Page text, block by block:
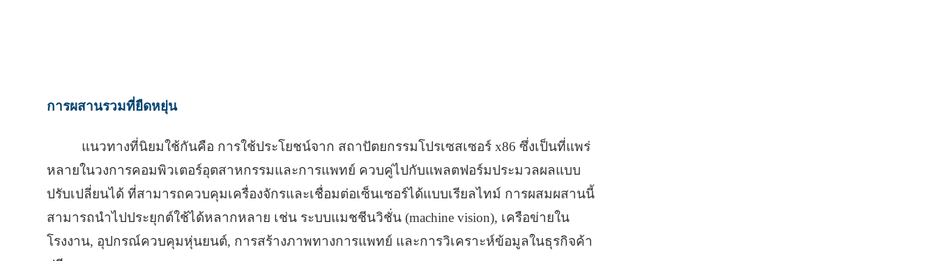
การผสานรวมที่ยืดหยุ่น
แนวทางที่นิยมใช้กันคือ การใช้ประโยชน์จาก สถาปัตยกรรมโปรเซสเซอร์ x86 ซึ่งเป็นที่แพร่
หลายในวงการคอมพิวเตอร์อุตสาหกรรมและการแพทย์ ควบคู่ไปกับแพลตฟอร์มประมวลผลแบบ
ปรับเปลี่ยนได้ ที่สามารถควบคุมเครื่องจักรและเชื่อมต่อเซ็นเซอร์ได้แบบเรียลไทม์ การผสมผสานนี้
สามารถนำไปประยุกต์ใช้ได้หลากหลาย เช่น ระบบแมชชีนวิชั่น (machine vision), เครือข่ายใน
โรงงาน, อุปกรณ์ควบคุมหุ่นยนต์, การสร้างภาพทางการแพทย์ และการวิเคราะห์ข้อมูลในธุรกิจค้า